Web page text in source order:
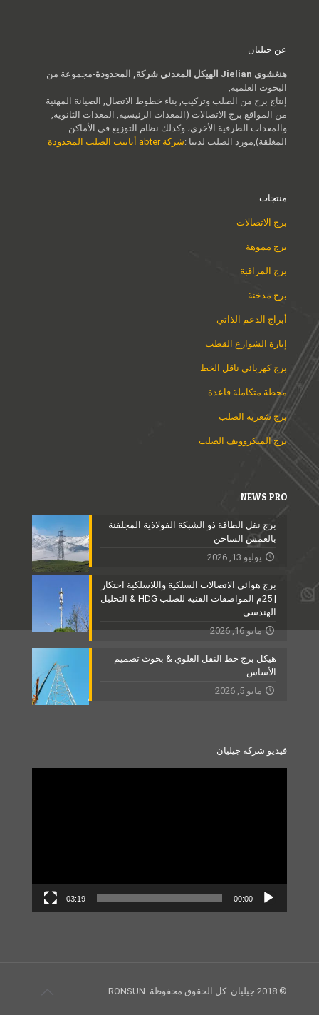
عن جيليان
هنغشوى Jielian الهيكل المعدني شركة, المحدودة
-مجموعة من
البحوث العلمية,
إنتاج برج من الصلب وتركيب, بناء خطوط الاتصال, الصيانة المهنية
من المواقع برج الاتصالات (المعدات الرئيسية, المعدات الثانوية,
والمعدات الطرفية الأخرى، وكذلك نظام التوزيع في الأماكن
المغلقة),مورد الصلب لدينا :شركة abter أنابيب الصلب المحدودة
منتجات
برج الاتصالات
برج مموهة
برج المراقبة
برج مدخنة
أبراج الدعم الذاتي
إنارة الشوارع القطب
برج كهربائي ناقل الخط
محطة متكاملة قاعدة
برج شعرية الصلب
برج الميكروويف الصلب
NEWS PRO
برج نقل الطاقة ذو الشبكة الفولاذية المجلفنة
بالغمس الساخن
يوليو 13, 2026
برج هوائي الاتصالات السلكية واللاسلكية احتكار
| 25م المواصفات الفنية للصلب HDG & التحليل
الهندسي
مايو 16, 2026
هيكل برج خط النقل العلوي & بحوث تصميم
الأساس
مايو 5, 2026
فيديو شركة جيليان
00:00
03:19
© 2018 جيليان. كل الحقوق محفوظة. RONSUN